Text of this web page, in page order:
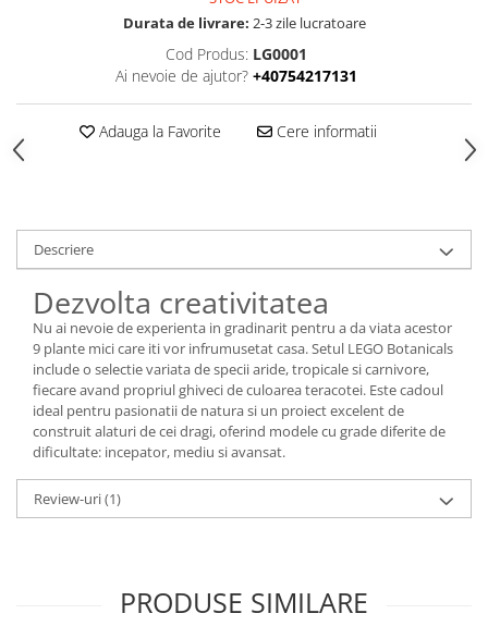
Durata de livrare: 2-3 zile lucratoare
Cod Produs: LG0001
Ai nevoie de ajutor? +40754217131
Adauga la Favorite Cere informatii
Descriere
Dezvolta creativitatea
Nu ai nevoie de experienta in gradinarit pentru a da viata acestor
9 plante mici care iti vor infrumusetat casa. Setul LEGO Botanicals
include o selectie variata de specii aride, tropicale si carnivore,
fiecare avand propriul ghiveci de culoarea teracotei. Este cadoul
ideal pentru pasionatii de natura si un proiect excelent de
construit alaturi de cei dragi, oferind modele cu grade diferite de
dificultate: incepator, mediu si avansat.
Review-uri(1)
PRODUSE SIMILARE